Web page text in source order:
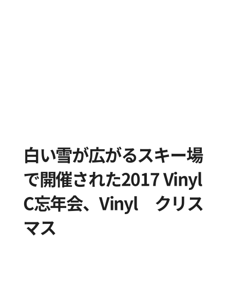
白い雪が広がるスキー場
で開催された2017 Vinyl
C忘年会、Vinyl クリス
マス